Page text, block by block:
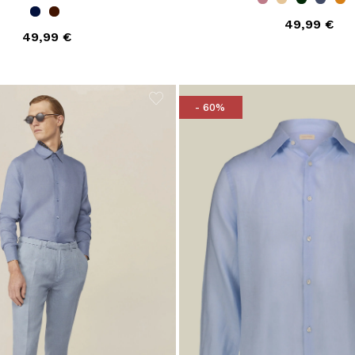
49,99 €
49,99 €
- 60%